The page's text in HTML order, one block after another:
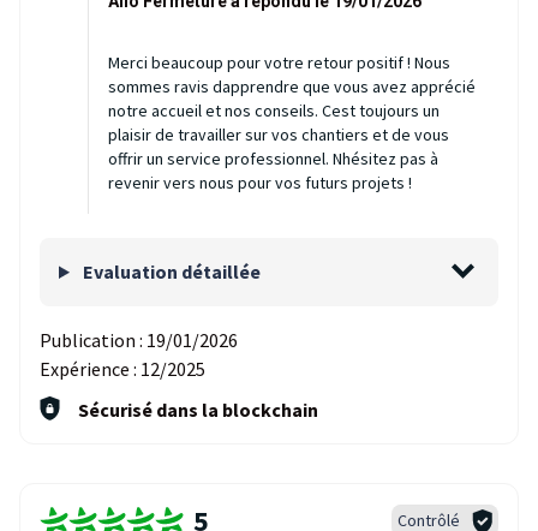
Merci beaucoup pour votre retour positif ! Nous
sommes ravis dapprendre que vous avez apprécié
notre accueil et nos conseils. Cest toujours un
plaisir de travailler sur vos chantiers et de vous
offrir un service professionnel. Nhésitez pas à
revenir vers nous pour vos futurs projets !
Evaluation détaillée
Publication : 19/01/2026
Expérience : 12/2025
Sécurisé dans la blockchain
5 Contrôlé